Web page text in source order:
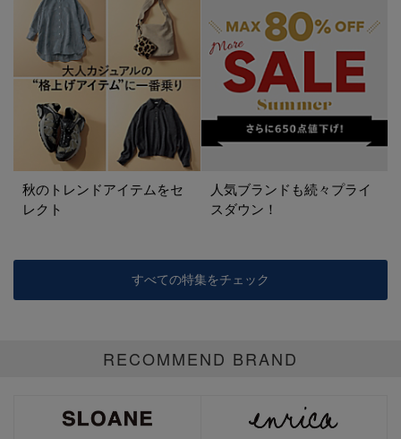
秋のトレンドアイテムをセ
レクト
人気ブランドも続々プライ
スダウン！
すべての特集をチェック
RECOMMEND BRAND